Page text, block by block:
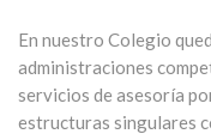
En nuestro Colegio
administraciones
servicios de asesoría
estructuras singulares